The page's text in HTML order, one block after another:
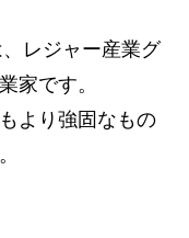
レジャー産業グ
家です。
より強固なもの